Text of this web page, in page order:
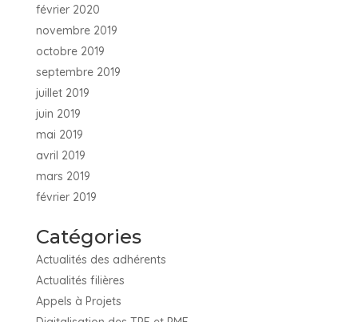
février 2020
novembre 2019
octobre 2019
septembre 2019
juillet 2019
juin 2019
mai 2019
avril 2019
mars 2019
février 2019
Catégories
Actualités des adhérents
Actualités filières
Appels à Projets